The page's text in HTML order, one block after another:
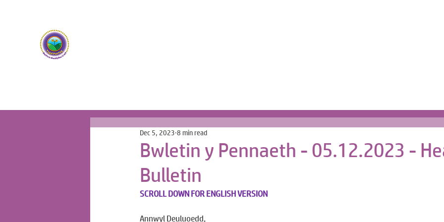
Bwletin y Pennaeth - 05.12.2023 -
Bulletin
Dec 5, 2023 8 min read
SCROLL DOWN FOR ENGLISH VERSION
Annwyl Deuluoedd,